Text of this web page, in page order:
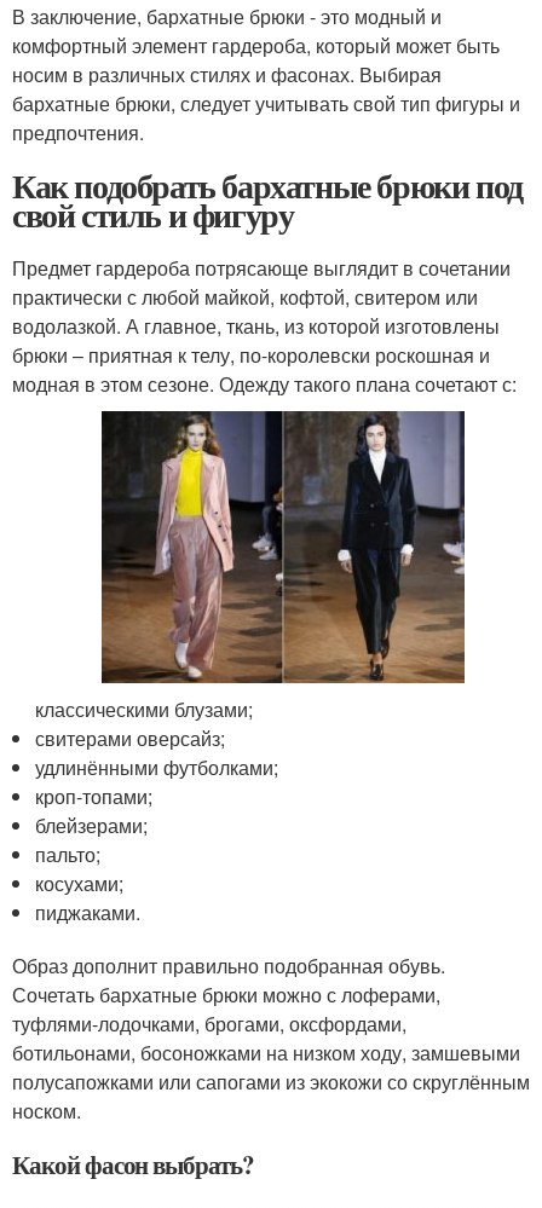
В заключение, бархатные брюки - это модный и
комфортный элемент гардероба, который может быть
носим в различных стилях и фасонах. Выбирая
бархатные брюки, следует учитывать свой тип фигуры и
предпочтения.
Как подобрать бархатные брюки под
свой стиль и фигуру
Предмет гардероба потрясающе выглядит в сочетании
практически с любой майкой, кофтой, свитером или
водолазкой. А главное, ткань, из которой изготовлены
брюки – приятная к телу, по-королевски роскошная и
модная в этом сезоне. Одежду такого плана сочетают с:
классическими блузами;
свитерами оверсайз;
удлинёнными футболками;
кроп-топами;
блейзерами;
пальто;
косухами;
пиджаками.
Образ дополнит правильно подобранная обувь.
Сочетать бархатные брюки можно с лоферами,
туфлями-лодочками, брогами, оксфордами,
ботильонами, босоножками на низком ходу, замшевыми
полусапожками или сапогами из экокожи со скруглённым
носком.
Какой фасон выбрать?